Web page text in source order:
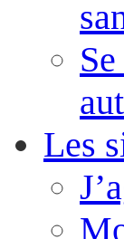
Les